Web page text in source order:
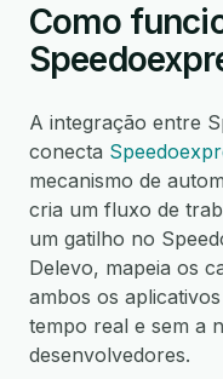
Como
A integração entre
conecta
mecanismo de
cria um fluxo de
um gatilho no
Delevo, mapeia os
ambos os
tempo real e sem a
desenvolvedores.